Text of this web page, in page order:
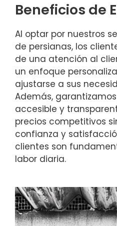
Beneficios de
Al optar por nuestros
de persianas, los
de una atención al
un enfoque
ajustarse a sus
Además,
accesible y
precios competitivos
confianza y
clientes son
labor diaria.